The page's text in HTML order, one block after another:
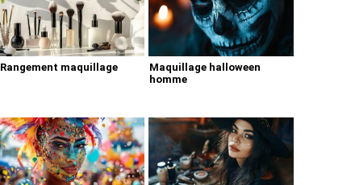
Rangement maquillage
Maquillage halloween
homme